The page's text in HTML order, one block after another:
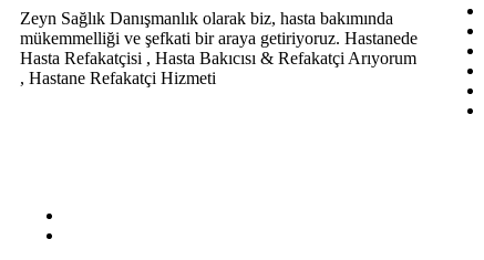
Zeyn Sağlık Danışmanlık olarak biz, hasta bakımında
mükemmelliği ve şefkati bir araya getiriyoruz. Hastanede
Hasta Refakatçisi , Hasta Bakıcısı & Refakatçi Arıyorum
, Hastane Refakatçi Hizmeti